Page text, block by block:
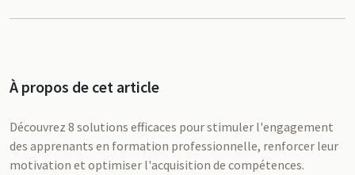
À propos de cet article
Découvrez 8 solutions efficaces pour stimuler l'engagement
des apprenants en formation professionnelle, renforcer leur
motivation et optimiser l'acquisition de compétences.